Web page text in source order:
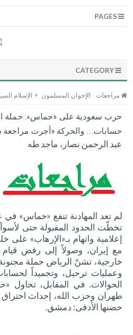
CATEGORY
مراجعات الإخوان المسلمون الإسلام
حرب سعودية على «حماس»: حملة
حسابات... والحركة «أجرت مراجعة
عبد الرحمن نصار، ماجد طه
لم تعد المهادنة تنفع «حماس» في
تخطّت الحدود المقبولة حتى
إعلامية واتهام بـ«الإرهاب» على
مع إيران، وصولاً إلى رفض قيام
خارجية، تشنّ الرياض حملة
وعمليات ترحيل، وتجميداً
الحوالات. في المقابل، تحاول
طهران وحزب الله، إحداث
حضنها الأدفى: دمشق.